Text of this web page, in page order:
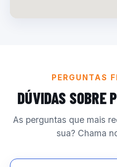
PERGUNTAS
DÚVIDAS SOBRE
As perguntas que mais
sua? Chama